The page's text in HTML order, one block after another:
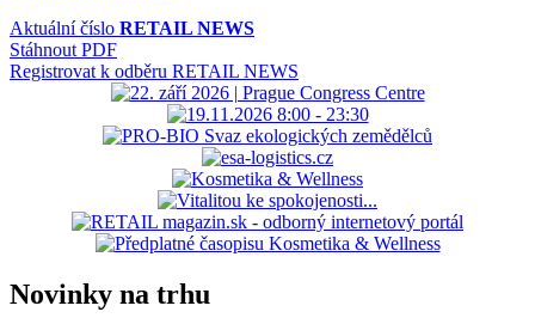
Aktuální číslo RETAIL NEWS
Stáhnout PDF
Registrovat k odběru RETAIL NEWS
Novinky na trhu